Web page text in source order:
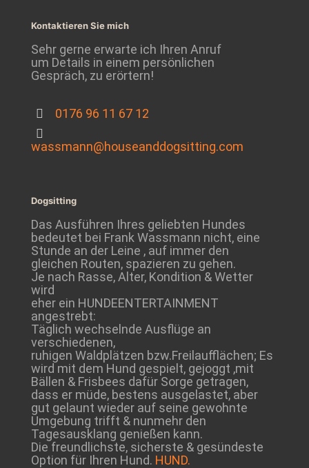
Kontaktieren Sie mich
Sehr gerne erwarte ich Ihren Anruf
um Details in einem persönlichen
Gespräch, zu erörtern!
0176 96 11 67 12
wassmann@houseanddogsitting.com
Dogsitting
Das Ausführen Ihres geliebten Hundes
bedeutet bei Frank Wassmann nicht, eine
Stunde an der Leine , auf immer den
gleichen Routen, spazieren zu gehen.
Je nach Rasse, Alter, Kondition & Wetter
wird
eher ein HUNDEENTERTAINMENT
angestrebt:
Täglich wechselnde Ausflüge an
verschiedenen,
ruhigen Waldplätzen bzw.Freilaufflächen; Es
wird mit dem Hund gespielt, gejoggt ,mit
Bällen & Frisbees dafür Sorge getragen,
dass er müde, bestens ausgelastet, aber
gut gelaunt wieder auf seine gewohnte
Umgebung trifft & nunmehr den
Tagesausklang genießen kann.
Die freundlichste, sicherste & gesündeste
Option für Ihren Hund. HUND.